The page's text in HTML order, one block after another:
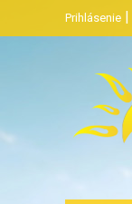
Prihlásenie |